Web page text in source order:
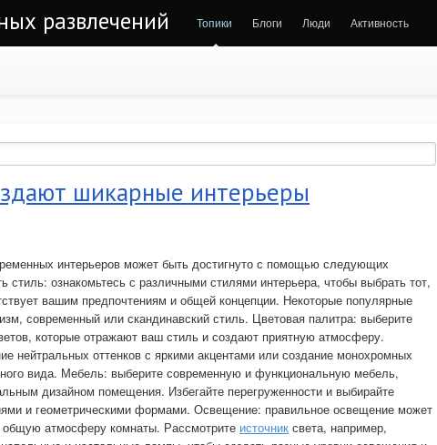
развлечений Топики Блоги Люди Активность
шикарные интерьеры
интерьеров может быть достигнуто с помощью следующих
стиль: ознакомьтесь с различными стилями интерьера, чтобы выбрать тот,
вашим предпочтениям и общей концепции. Некоторые популярные
современный или скандинавский стиль. Цветовая палитра: выберите
которые отражают ваш стиль и создают приятную атмосферу.
нейтральных оттенков с яркими акцентами или создание монохромных
вида. Мебель: выберите современную и функциональную мебель,
дизайном помещения. Избегайте перегруженности и выбирайте
и геометрическими формами. Освещение: правильное освещение может
общую атмосферу комнаты. Рассмотрите источник света, например,